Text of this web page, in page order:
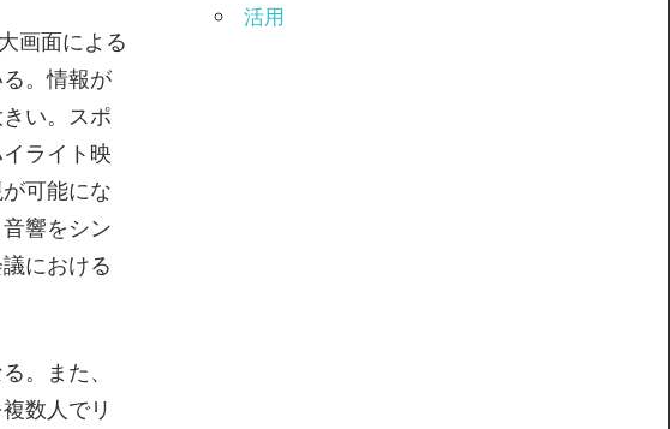
画面による
。情報が
い。スポ
ライト映
可能にな
響をシン
における
。また、
数人でリ
活用